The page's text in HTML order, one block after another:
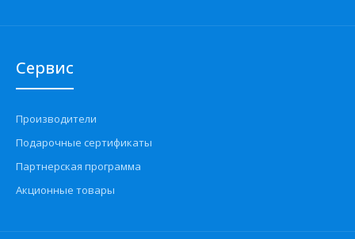
Сервис
Производители
Подарочные сертификаты
Партнерская программа
Акционные товары